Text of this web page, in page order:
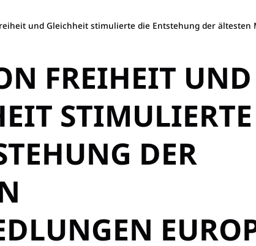
und Gleichheit stimulierte die Entstehung der ältesten
FREIHEIT UND
STIMULIERTE
DER